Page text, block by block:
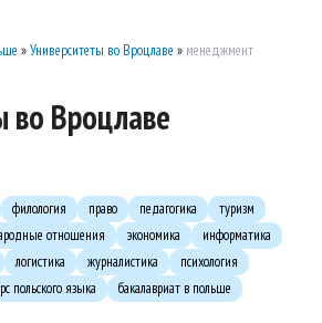
»Университеты во Вроцлаве » менеджмент
во Вроцлаве
филология право педагогика
туризм
отношения экономика
информатика
логистика журналистика
психология
польского языка бакалавриат в польше